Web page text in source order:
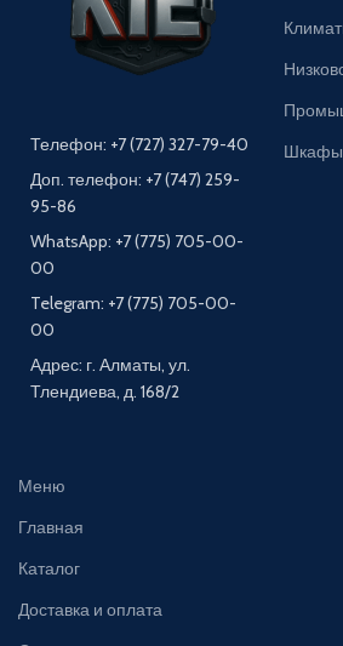
Телефон: +7 (727) 327-79-40
Доп. телефон: +7 (747) 259-
95-86
WhatsApp: +7 (775) 705-00-
00
Telegram: +7 (775) 705-00-
00
Адрес: г. Алматы, ул.
Тлендиева, д. 168/2
Меню
Главная
Каталог
Доставка и оплата